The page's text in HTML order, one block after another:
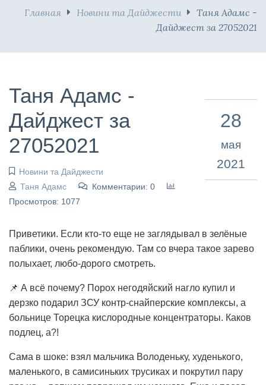
Главная Новини та Дайджести
Таня Адамс -
Дайджест за 27052021
Таня Адамс -
Дайджест за
27052021
Новини та Дайджести
Таня Адамс
Комментарии: 0
Просмотров: 1077
28
мая
2021
Приветики. Если кто-то еще не заглядывал в зелёные
паблики, очень рекомендую. Там со вчера такое зарево
полыхает, любо-дорого смотреть.
📌 А всё почему? Порох негодяйский нагло купил и
дерзко подарил ЗСУ контр-снайперские комплексы, а
больнице Торецка кислородные концентраторы. Каков
подлец, а?!
Сама в шоке: взял мальчика Володеньку, худенького,
маленького, в самисиньких трусиках и покрутил пару